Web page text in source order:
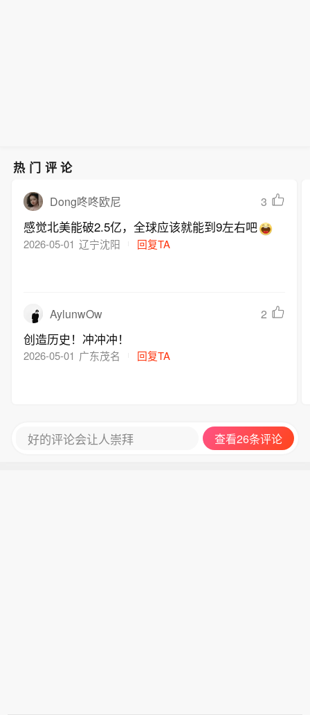
热门评论
Dong咚咚欧尼 3
感觉北美能破2.5亿，全球应该就能到9左右吧
2026-05-01 辽宁沈阳 回复TA
AylunwOw 2
创造历史！冲冲冲！
2026-05-01 广东茂名 回复TA
好的评论会让人崇拜 查看26条评论